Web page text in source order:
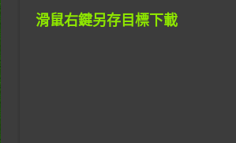
滑鼠右鍵另存目標下載